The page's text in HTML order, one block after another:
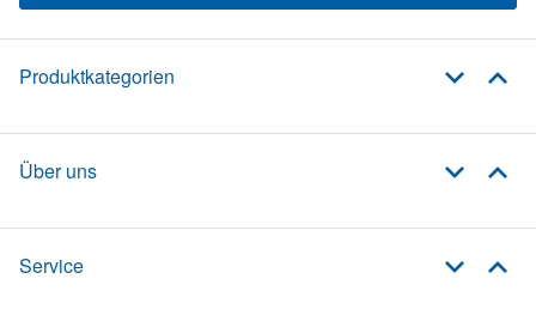
Produktkategorien
Über uns
Service